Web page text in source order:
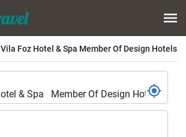
Vila Foz Hotel & Spa Member Of Design Hotels